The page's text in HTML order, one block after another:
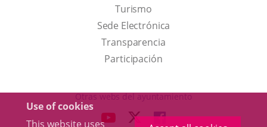
Use of cookies
This website uses
TurismoThis
link
will
open
a
Sede Electrónica
Transparencia
Participación
Otras webs del ayuntamiento
LINK LINKLINK